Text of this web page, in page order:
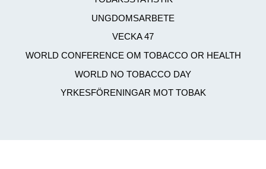
UNGDOMSARBETE
VECKA 47
WORLD CONFERENCE OM TOBACCO OR HEALTH
WORLD NO TOBACCO DAY
YRKESFÖRENINGAR MOT TOBAK